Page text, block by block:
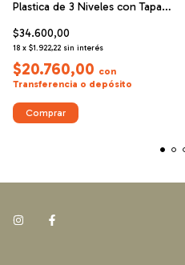
Plastica de 3 Niveles con Tapa y
$34.600,00
18 x $1.922,22 sin interés
$20.760,00 con
Transferencia o depósito
Comprar